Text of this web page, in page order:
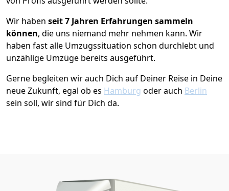
Wir haben seit7 Jahren Erfahrungen sammeln
können, die uns niemand mehr nehmen kann. Wir
haben fast alle Umzugssituation schon durchlebt und
unzählige Umzüge bereits ausgeführt.
Gerne begleiten wir auch Dich auf Deiner Reise in Deine
neue Zukunft, egal ob es Hamburg oder auch Berlin
sein soll, wir sind für Dich da.